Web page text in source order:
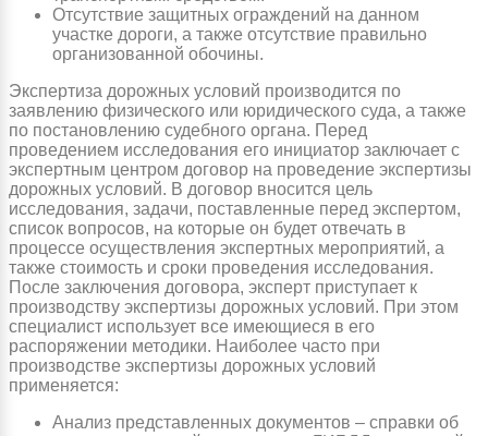
Отсутствие защитных ограждений на данном
участке дороги, а также отсутствие правильно
организованной обочины.
Экспертиза дорожных условий производится по
заявлению физического или юридического суда, а также
по постановлению судебного органа. Перед
проведением исследования его инициатор заключает с
экспертным центром договор на проведение экспертизы
дорожных условий. В договор вносится цель
исследования, задачи, поставленные перед экспертом,
список вопросов, на которые он будет отвечать в
процессе осуществления экспертных мероприятий, а
также стоимость и сроки проведения исследования.
После заключения договора, эксперт приступает к
производству экспертизы дорожных условий. При этом
специалист использует все имеющиеся в его
распоряжении методики. Наиболее часто при
производстве экспертизы дорожных условий
применяется:
Анализ представленных документов – справки об